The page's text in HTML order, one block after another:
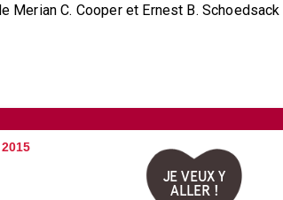
Merian C. Cooper et Ernest B. Schoedsack
JE VEUX Y
ALLER !